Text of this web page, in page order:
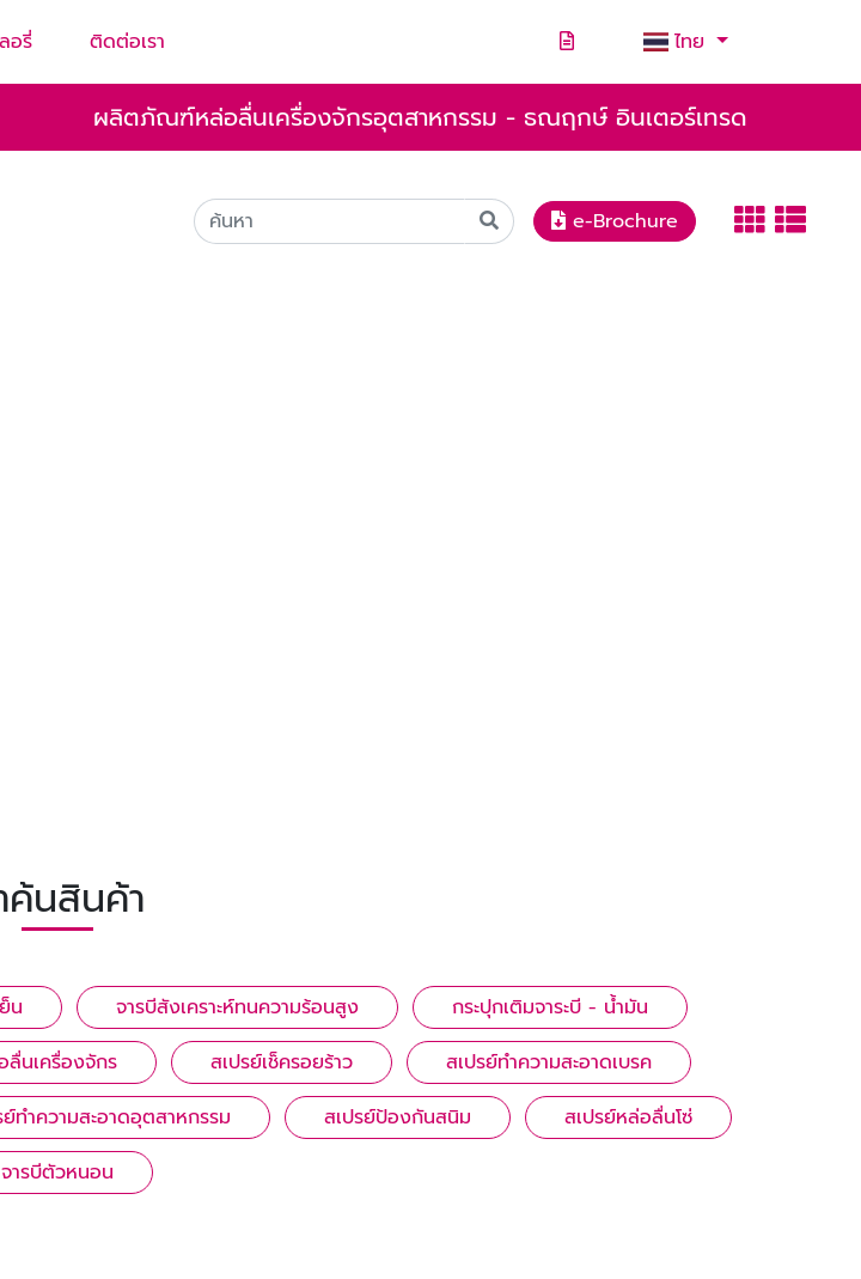
อรี่ ติดต่อเรา ไทย
ผลิตภัณฑ์หล่อลื่นเครื่องจักรอุตสาหกรรม - ธณฤกษ์ อินเตอร์เทรด
e-Brochure
ค้นสินค้า
น จารบีสังเคราะห์ทนความร้อนสูง
กระปุกเติมจาระบี - น้ำมัน
ลื่นเครื่องจักร สเปรย์เช็ครอยร้าว
สเปรย์ทําความสะอาดเบรค
ย์ทำความสะอาดอุตสาหกรรม สเปรย์ป้องกันสนิม
สเปรย์หล่อลื่นโซ่
จารบีตัวหนอน